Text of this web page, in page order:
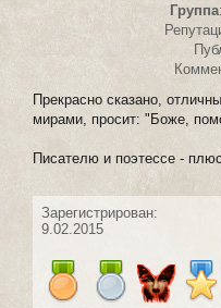
Группа:
Прекрасно сказано,
мирами, просит: "Боже,
Писателю и поэтессе -
Зарегистрирован:
9.02.2015